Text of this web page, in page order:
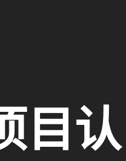
目认